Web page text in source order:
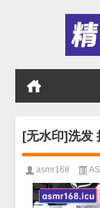
[无水印]洗发
asmr168